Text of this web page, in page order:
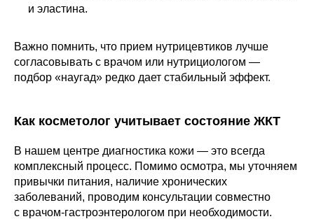
и эластина.
Важно помнить, что прием нутрицевтиков лучше
согласовывать с врачом или нутрициологом —
подбор «наугад» редко дает стабильный эффект.
Как косметолог учитывает состояние ЖКТ
В нашем центре диагностика кожи — это всегда
комплексный процесс. Помимо осмотра, мы уточняем
привычки питания, наличие хронических
заболеваний, проводим консультации совместно
с врачом-гастроэнтерологом при необходимости.